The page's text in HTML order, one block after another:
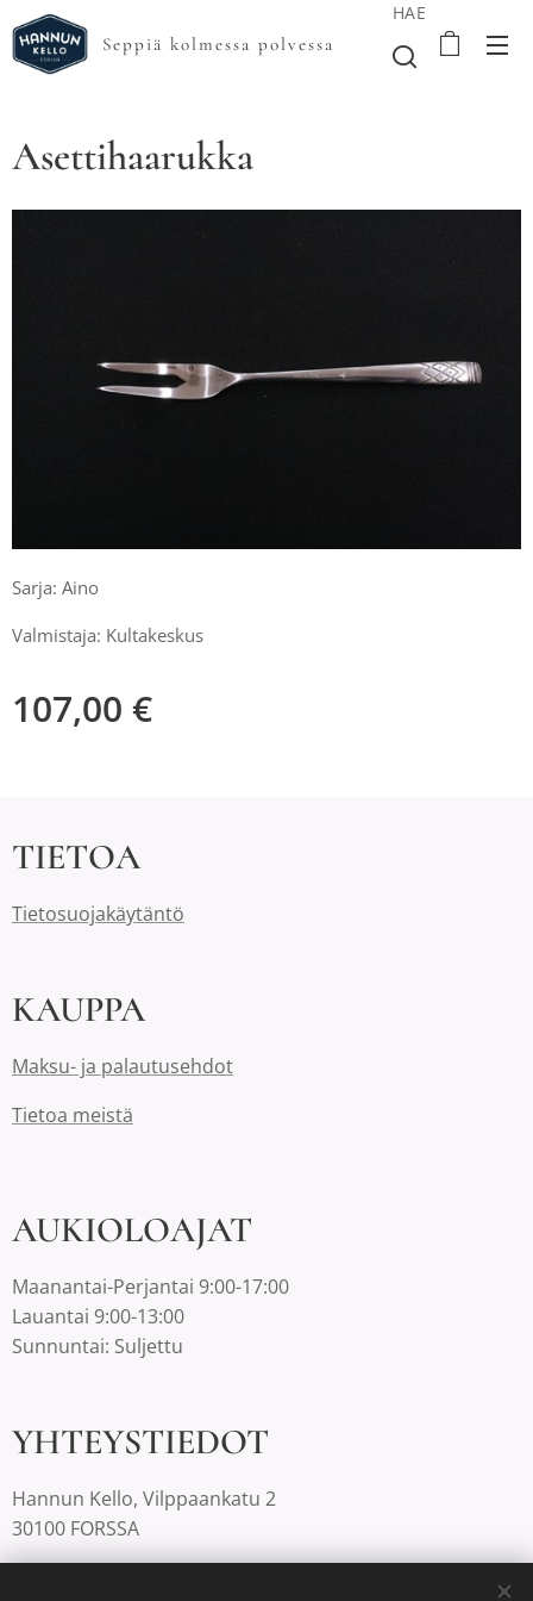
Seppiä kolmessa polvessa
HAE
Asettihaarukka
Sarja: Aino
Valmistaja: Kultakeskus
107,00 €
TIETOA
Tietosuojakäytäntö
KAUPPA
Maksu- ja palautusehdot
Tietoa meistä
AUKIOLOAJAT
Maanantai-Perjantai 9:00-17:00
Lauantai 9:00-13:00
Sunnuntai: Suljettu
YHTEYSTIEDOT
Hannun Kello, Vilppaankatu 2
30100 FORSSA